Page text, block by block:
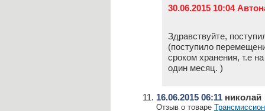
30.06.2015 10:04
Здравствуйте,
(поступило
сроком хранения, т.е
один месяц. )
16.06.2015 06:11 николай
Отзыв о товаре